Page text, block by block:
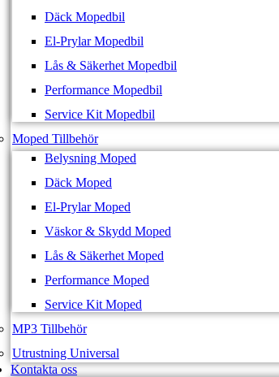
Däck Mopedbil
El-Prylar Mopedbil
Lås & Säkerhet Mopedbil
Performance Mopedbil
Service Kit Mopedbil
Moped Tillbehör
Belysning Moped
Däck Moped
El-Prylar Moped
Väskor & Skydd Moped
Lås & Säkerhet Moped
Performance Moped
Service Kit Moped
MP3 Tillbehör
Utrustning Universal
Kontakta oss